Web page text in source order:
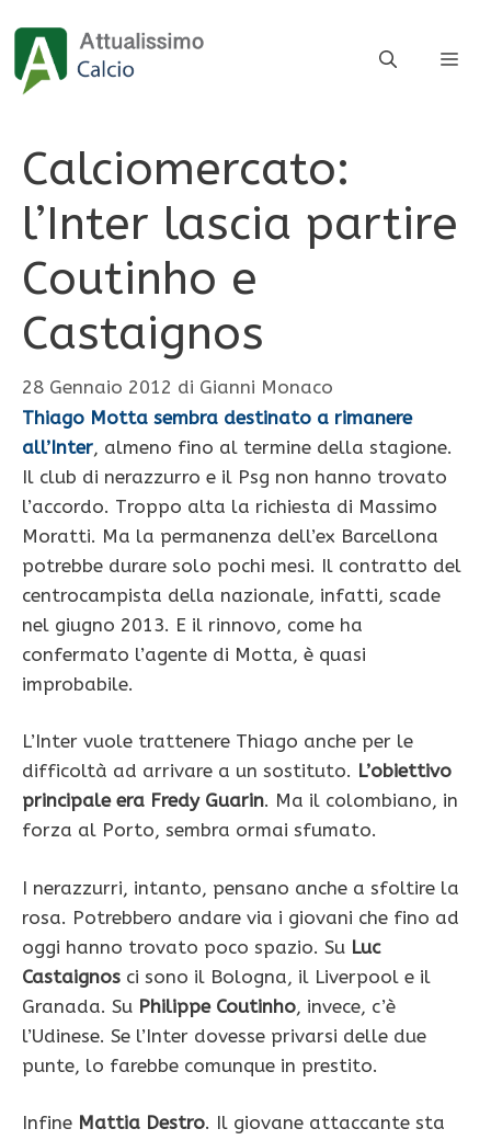
contenuto
Calciomercato:
l’Inter lascia partire
Coutinho e
Castaignos
28 Gennaio 2012 di Gianni Monaco
Thiago Motta sembra destinato a rimanere
all’Inter, almeno fino al termine della stagione.
Il club di nerazzurro e il Psg non hanno trovato
l’accordo. Troppo alta la richiesta di Massimo
Moratti. Ma la permanenza dell’ex Barcellona
potrebbe durare solo pochi mesi. Il contratto del
centrocampista della nazionale, infatti, scade
nel giugno 2013. E il rinnovo, come ha
confermato l’agente di Motta, è quasi
improbabile.
L’Inter vuole trattenere Thiago anche per le
difficoltà ad arrivare a un sostituto. L’obiettivo
principale era Fredy Guarin. Ma il colombiano, in
forza al Porto, sembra ormai sfumato.
I nerazzurri, intanto, pensano anche a sfoltire la
rosa. Potrebbero andare via i giovani che fino ad
oggi hanno trovato poco spazio. Su Luc
Castaignos ci sono il Bologna, il Liverpool e il
Granada. Su Philippe Coutinho, invece, c’è
l’Udinese. Se l’Inter dovesse privarsi delle due
punte, lo farebbe comunque in prestito.
Infine Mattia Destro. Il giovane attaccante sta